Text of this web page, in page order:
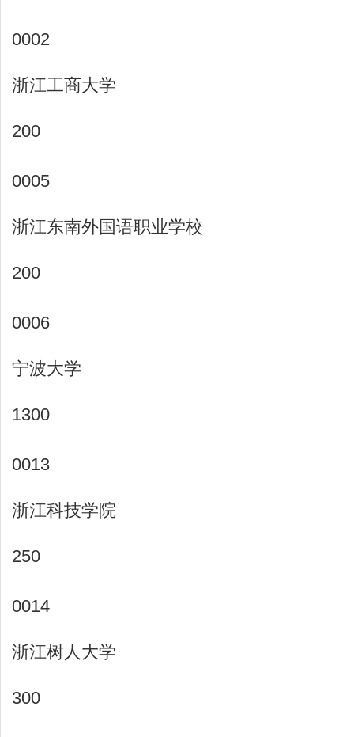
0002
浙江工商大学
200
0005
浙江东南外国语职业学校
200
0006
宁波大学
1300
0013
浙江科技学院
250
0014
浙江树人大学
300